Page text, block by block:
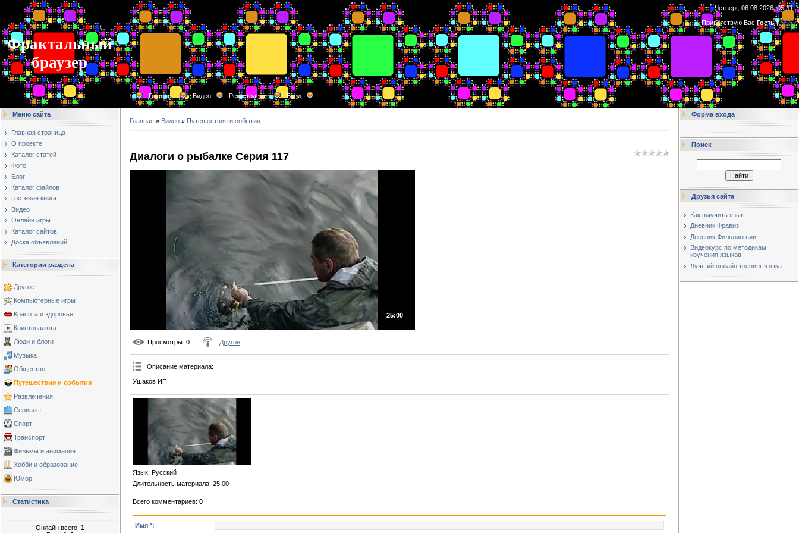
Фрактальный
браузер
Четверг, 06.08.2026, 05:31
Приветствую Вас Гость|RSS
Главная Видео Регистрация Вход
Меню сайта
Главная страница
О проекте
Каталог статей
Фото
Блог
Каталог файлов
Гостевая книга
Видео
Онлайн игры
Каталог сайтов
Доска объявлений
Категории раздела
Другое
Компьютерные игры
Красота и здоровье
Криптовалюта
Люди и блоги
Музыка
Общество
Путешествия и события
Развлечения
Сериалы
Спорт
Транспорт
Фильмы и анимация
Хобби и образование
Юмор
Статистика
Онлайн всего: 1
Главная » Видео » Путешествия и события
Диалоги о рыбалке Серия 117
25:00
Просмотры: 0 Другое
Описание материала:
Ушаков ИП
Язык: Русский
Длительность материала: 25:00
Всего комментариев: 0
Имя *:
Форма входа
Поиск
Друзья сайта
Как выучить язык
Дневник Фравиз
Дневник Филолингвии
Видеокурс по методикам
изучения языков
Лучший онлайн тренинг языка